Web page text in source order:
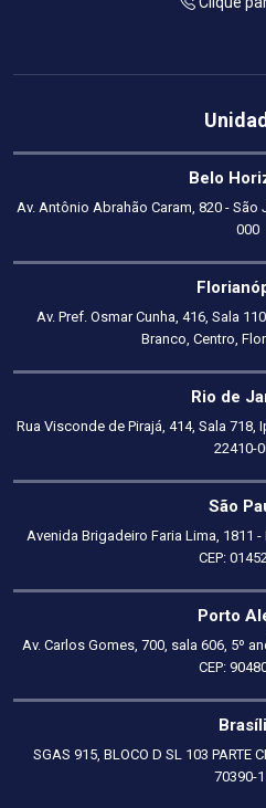
Belo
Av. Antônio Abrahão Caram, 820 -
000
Av. Pref. Osmar Cunha, 416, Sala
Branco, Centro,
Rio de
Rua Visconde de Pirajá, 414, Sala 718,
22410-
São
Avenida Brigadeiro Faria Lima, 1811 -
CEP:
Porto
Av. Carlos Gomes, 700, sala 606, 5º
CEP:
SGAS 915, BLOCO D SL 103 PARTE
70390-